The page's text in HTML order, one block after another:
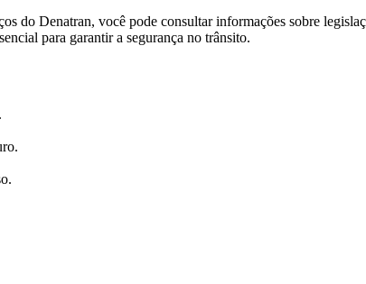
do Denatran, você pode consultar informações sobre
para garantir a segurança no trânsito.